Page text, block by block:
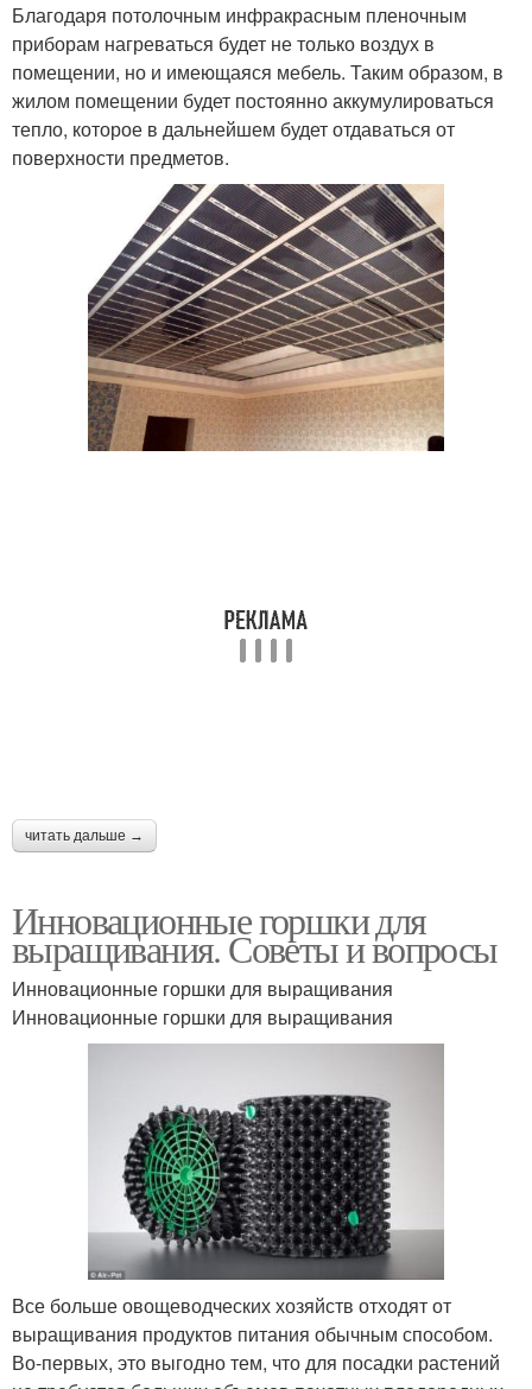
Благодаря потолочным инфракрасным пленочным
приборам нагреваться будет не только воздух в
помещении, но и имеющаяся мебель. Таким образом, в
жилом помещении будет постоянно аккумулироваться
тепло, которое в дальнейшем будет отдаваться от
поверхности предметов.
читать дальше →
Инновационные горшки для
выращивания. Советы и вопросы
Инновационные горшки для выращивания
Инновационные горшки для выращивания
Все больше овощеводческих хозяйств отходят от
выращивания продуктов питания обычным способом.
Во-первых, это выгодно тем, что для посадки растений